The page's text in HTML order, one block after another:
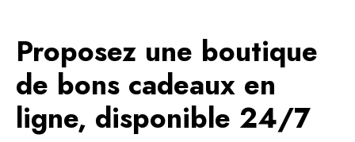
Proposez une boutique
de bons cadeaux en
ligne, disponible 24/7